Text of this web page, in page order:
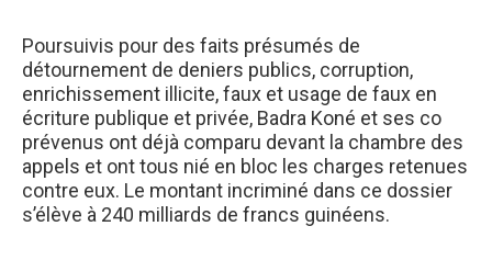
Poursuivis pour des faits présumés de
détournement de deniers publics, corruption,
enrichissement illicite, faux et usage de faux en
écriture publique et privée, Badra Koné et ses co
prévenus ont déjà comparu devant la chambre des
appels et ont tous nié en bloc les charges retenues
contre eux. Le montant incriminé dans ce dossier
s’élève à 240 milliards de francs guinéens.